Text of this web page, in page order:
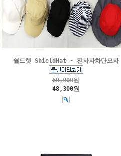
쉴드햇 ShieldHat - 전자파차단모자
69,000원
48,300원